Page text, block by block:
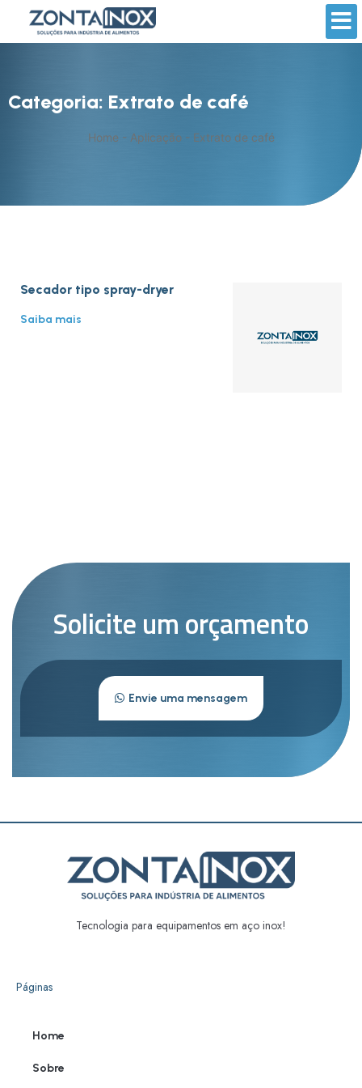
Categoria: Extrato de café
Home - Aplicação- Extrato de café
Secador tipo spray-dryer
Saiba mais
Solicite um orçamento
Envie uma mensagem
Tecnologia para equipamentos em aço inox!
Páginas
Home
Sobre